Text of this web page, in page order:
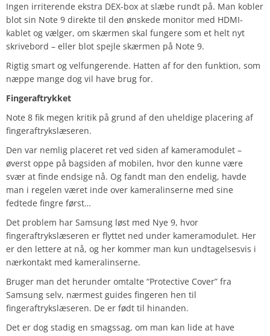
Ingen irriterende ekstra DEX-box at slæbe rundt på. Man kobler
blot sin Note 9 direkte til den ønskede monitor med HDMI-
kablet og vælger, om skærmen skal fungere som et helt nyt
skrivebord – eller blot spejle skærmen på Note 9.
Rigtig smart og velfungerende. Hatten af for den funktion, som
næppe mange dog vil have brug for.
Fingeraftrykket
Note 8 fik megen kritik på grund af den uheldige placering af
fingeraftrykslæseren.
Den var nemlig placeret ret ved siden af kameramodulet –
øverst oppe på bagsiden af mobilen, hvor den kunne være
svær at finde endsige nå. Og fandt man den endelig, havde
man i regelen været inde over kameralinserne med sine
fedtede fingre først…
Det problem har Samsung løst med Nye 9, hvor
fingeraftrykslæseren er flyttet ned under kameramodulet. Her
er den lettere at nå, og her kommer man kun undtagelsesvis i
nærkontakt med kameralinserne.
Bruger man det herunder omtalte “Protective Cover” fra
Samsung selv, nærmest guides fingeren hen til
fingeraftrykslæseren. De er født til hinanden.
Det er dog stadig en smagssag, om man kan lide at have